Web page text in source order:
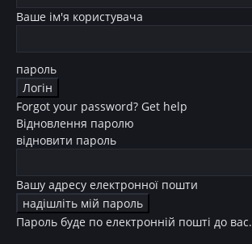
Ваше ім'я користувача
пароль
Forgot your password? Get help
Відновлення паролю
відновити пароль
Вашу адресу електронної пошти
Пароль буде по електронній пошті до вас.